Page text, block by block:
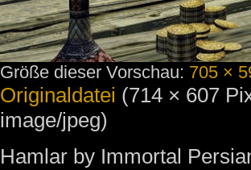
Größe dieser Vorschau: 705 ×
Originaldatei (714 × 607
image/jpeg)
Hamlar by Immortal